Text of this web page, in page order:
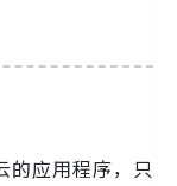
的应用程序，只